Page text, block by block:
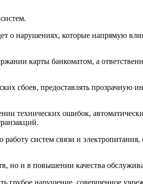
о нарушениях, которые напрямую
карты банкоматом, а
сбоев, предоставлять прозрачную
технических ошибок,
систем связи и
но и в повышении качества
грубое нарушение, совершенное